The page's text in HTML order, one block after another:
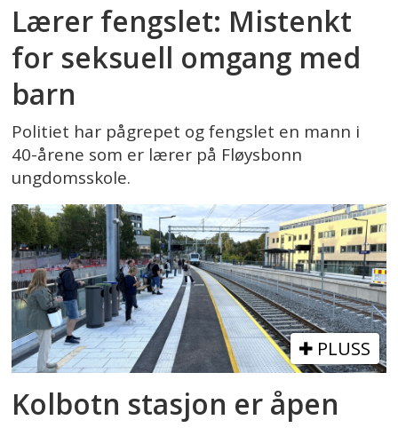
Lærer fengslet: Mistenkt
for seksuell omgang med
barn
Politiet har pågrepet og fengslet en mann i
40-årene som er lærer på Fløysbonn
ungdomsskole.
PLUSS
Kolbotn stasjon er åpen